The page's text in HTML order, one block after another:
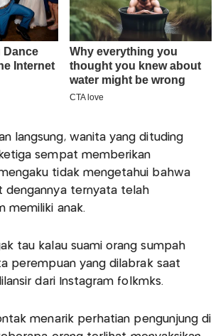
langsung, wanita yang dituding
sempat memberikan
tidak mengetahui bahwa
dengannya ternyata telah
memiliki anak.
tau kalau suami orang sumpah
perempuan yang dilabrak saat
dari Instagram folkmks.
menarik perhatian pengunjung di